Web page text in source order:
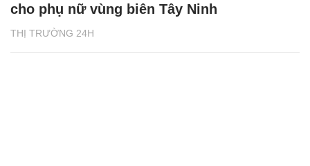
THỊ TRƯỜNG 24H
cho phụ nữ vùng biên Tây Ninh